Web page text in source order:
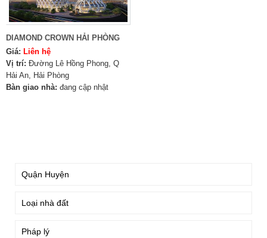
DIAMOND CROWN HẢI PHÒNG
Giá: Liên hệ
Vị trí: Đường Lê Hồng Phong, Q
Hải An, Hải Phòng
Bàn giao nhà: đang cập nhật